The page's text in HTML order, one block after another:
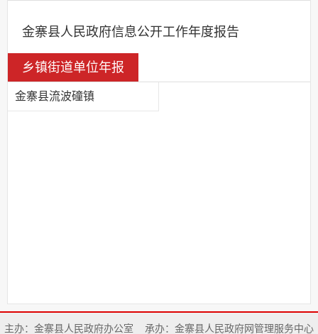
金寨县人民政府信息公开工作年度报告
乡镇街道单位年报
金寨县流波䃥镇
主办：金寨县人民政府办公室 承办：金寨县人民政府网管理服务中心